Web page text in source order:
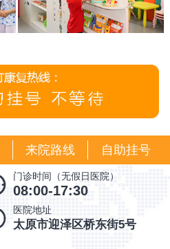
来院路线 自助挂号
门诊时间（无假日医院）
08:00-17:30
医院地址
太原市迎泽区桥东街5号